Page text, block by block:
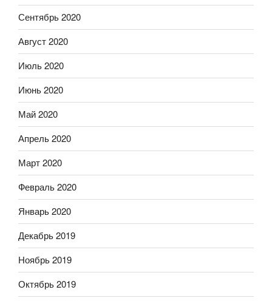
Сентябрь 2020
Август 2020
Июль 2020
Июнь 2020
Май 2020
Апрель 2020
Март 2020
Февраль 2020
Январь 2020
Декабрь 2019
Ноябрь 2019
Октябрь 2019